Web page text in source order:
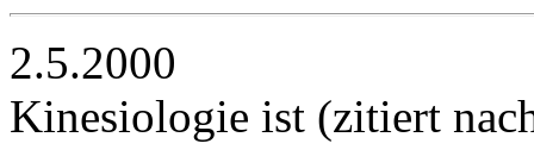
2.5.2000
Kinesiologie ist (zitiert